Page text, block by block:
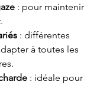
: pour maintenir
: différentes
à toutes les
: idéale pour